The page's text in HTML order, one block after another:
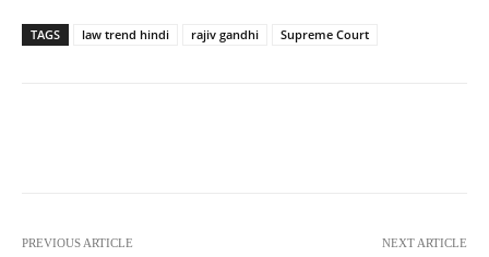
TAGS law trend hindi rajiv gandhi Supreme Court
PREVIOUS ARTICLE NEXT ARTICLE